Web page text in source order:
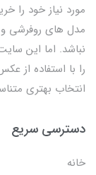
مورد نیاز خود را
مدل های روفرشی
نباشد. اما این
را با استفاده از
انتخاب بهتری
دسترسی سریع
خانه